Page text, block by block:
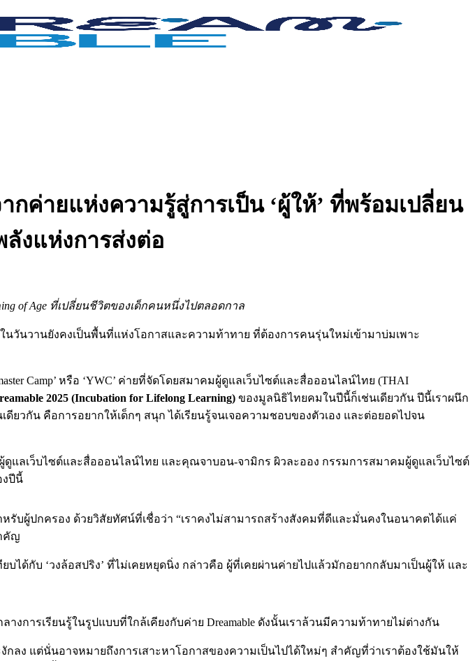
กค่ายแห่งความรู้สู่การเป็น ‘ผู้ให้’ ที่พร้อมเปลี่ยน
งแห่งการส่งต่อ
of Age ที่เปลี่ยนชีวิตของเด็กคนหนึ่งไปตลอดกาล
วันวานยังคงเป็นพื้นที่แห่งโอกาสและความท้าทาย ที่ต้องการคนรุ่นใหม่เข้ามาบ่มเพาะ
Camp’ หรือ ‘YWC’ ค่ายที่จัดโดยสมาคมผู้ดูแลเว็บไซต์และสื่อออนไลน์ไทย (THAI
2025 (Incubation for Lifelong Learning) ของมูลนิธิไทยคมในปีนี้ก็เช่นเดียวกัน ปีนี้เราผนึก
ยวกัน คือการอยากให้เด็กๆ สนุก ได้เรียนรู้จนเจอความชอบของตัวเอง และต่อยอดไปจน
แลเว็บไซต์และสื่อออนไลน์ไทย และคุณจาบอน-จามิกร ผิวละออง กรรมการสมาคมผู้ดูแลเว็บไซต์
งปีนี้
บผู้ปกครอง ด้วยวิสัยทัศน์ที่เชื่อว่า “เราคงไม่สามารถสร้างสังคมที่ดีและมั่นคงในอนาคตได้แค่
คัญ
ด้กับ ‘วงล้อสปริง’ ที่ไม่เคยหยุดนิ่ง กล่าวคือ ผู้ที่เคยผ่านค่ายไปแล้วมักอยากกลับมาเป็นผู้ให้ และ
การเรียนรู้ในรูปแบบที่ใกล้เคียงกับค่าย Dreamable ดังนั้นเราล้วนมีความท้าทายไม่ต่างกัน
ลง แต่นั่นอาจหมายถึงการเสาะหาโอกาสของความเป็นไปได้ใหม่ๆ สำคัญที่ว่าเราต้องใช้มันให้